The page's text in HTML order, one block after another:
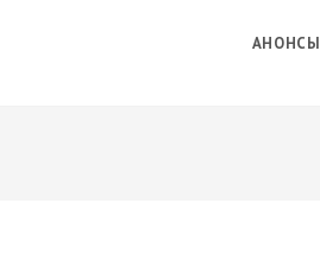
АНОНСЫ